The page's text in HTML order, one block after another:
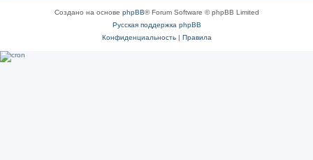
Создано на основе phpBB® Forum Software © phpBB Limited
Русская поддержка phpBB
Конфиденциальность| Правила